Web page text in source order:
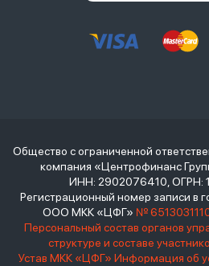
Общество с ограниченной
компания «Центрофинанс
ИНН: 2902076410, ОГРН:
Регистрационный номер записи в
ООО МКК «ЦФГ» №
Персональный состав органов
структуре и составе
Устав МКК «ЦФГ» Информация об